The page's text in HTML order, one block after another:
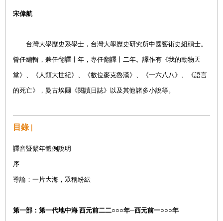
宋偉航
台灣大學歷史系學士，台灣大學歷史研究所中國藝術史組碩士。
曾任編輯，兼任翻譯十年，專任翻譯十二年。譯作有《我的動物天
堂》、《人類大世紀》、《數位麥克魯漢》、《一六八八》、《語言
的死亡》，曼古埃爾《閱讀日誌》以及其他諸多小說等。
目錄 |
譯音暨繫年體例說明
序
導論：一片大海，眾稱紛紜
第一部：第一代地中海 西元前二二○○○年─西元前一○○○年